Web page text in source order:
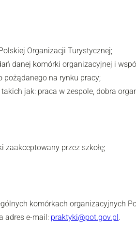
Organizacji Turystycznej;
danej komórki organizacyjnej i
na rynku pracy;
jak: praca w zespole, dobra
zaakceptowany przez szkołę;
komórkach organizacyjnych
adres e-mail: praktyki@pot.gov.pl.